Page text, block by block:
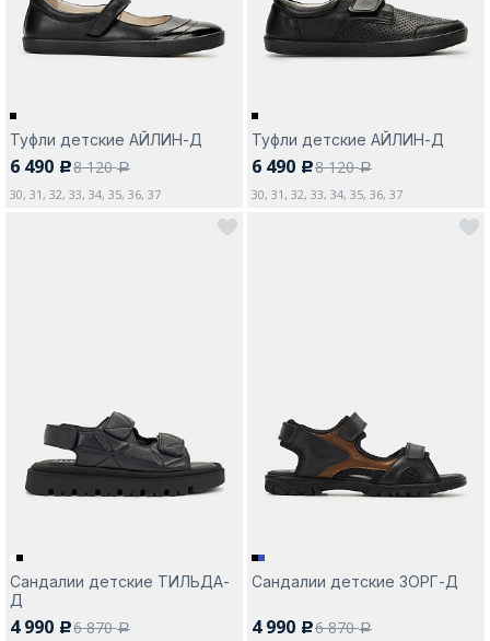
Туфли детские АЙЛИН-Д
6 490 c8 120a
30, 31, 32, 33, 34, 35, 36, 37
Туфли детские АЙЛИН-Д
6 490 c8 120a
30, 31, 32, 33, 34, 35, 36, 37
Сандалии детские ТИЛЬДА-
Д
4 990 c6 870a
Сандалии детские ЗОРГ-Д
4 990 c6 870a